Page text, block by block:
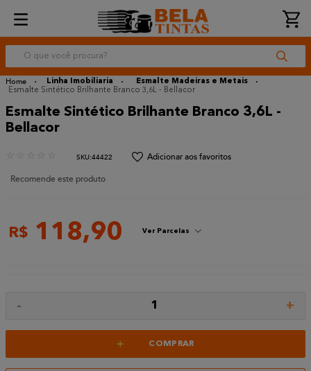
O que você procura?
Linha Imobiliaria
Esmalte Madeiras e Metais
Esmalte Sintético Brilhante Branco 3,6L - Bellacor
Esmalte Sintético Brilhante Branco 3,6L -
Bellacor
:44422
Recomende este produto
R$ 118,90 Ver Parcelas
- 1 +
+ COMPRAR